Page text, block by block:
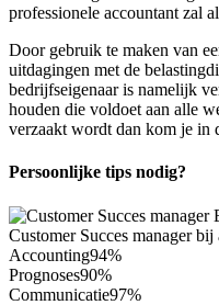
professionele accountant zal
Door gebruik te maken van
uitdagingen met de
bedrijfseigenaar is namelijk
houden die voldoet aan alle
verzaakt wordt dan kom je in
Persoonlijke tips nodig?
Customer Succes manager
Accounting94%
Prognoses90%
Communicatie97%